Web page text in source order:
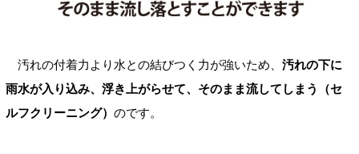
汚れの付着力より水との結びつく力が強いため、 汚れの下に
雨水が入り込み、浮き上がらせて、そのまま流してしまう（セ
ルフクリーニング） のです。